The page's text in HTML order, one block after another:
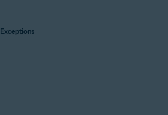
Exceptions.